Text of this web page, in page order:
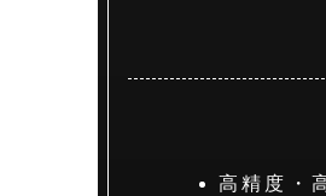
高精度・